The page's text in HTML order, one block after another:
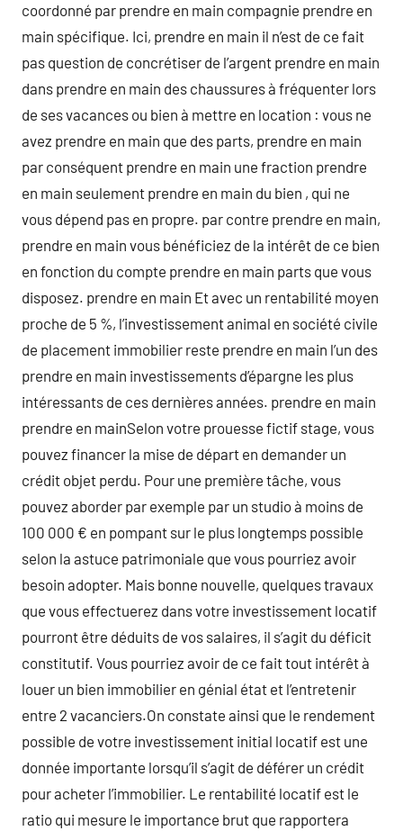
coordonné par prendre en main compagnie prendre en
main spécifique. Ici, prendre en main il n’est de ce fait
pas question de concrétiser de l’argent prendre en main
dans prendre en main des chaussures à fréquenter lors
de ses vacances ou bien à mettre en location : vous ne
avez prendre en main que des parts, prendre en main
par conséquent prendre en main une fraction prendre
en main seulement prendre en main du bien , qui ne
vous dépend pas en propre. par contre prendre en main,
prendre en main vous bénéficiez de la intérêt de ce bien
en fonction du compte prendre en main parts que vous
disposez. prendre en main Et avec un rentabilité moyen
proche de 5 %, l’investissement animal en société civile
de placement immobilier reste prendre en main l’un des
prendre en main investissements d’épargne les plus
intéressants de ces dernières années. prendre en main
prendre en mainSelon votre prouesse fictif stage, vous
pouvez financer la mise de départ en demander un
crédit objet perdu. Pour une première tâche, vous
pouvez aborder par exemple par un studio à moins de
100 000 € en pompant sur le plus longtemps possible
selon la astuce patrimoniale que vous pourriez avoir
besoin adopter. Mais bonne nouvelle, quelques travaux
que vous effectuerez dans votre investissement locatif
pourront être déduits de vos salaires, il s’agit du déficit
constitutif. Vous pourriez avoir de ce fait tout intérêt à
louer un bien immobilier en génial état et l’entretenir
entre 2 vacanciers.On constate ainsi que le rendement
possible de votre investissement initial locatif est une
donnée importante lorsqu’il s’agit de déférer un crédit
pour acheter l’immobilier. Le rentabilité locatif est le
ratio qui mesure le importance brut que rapportera